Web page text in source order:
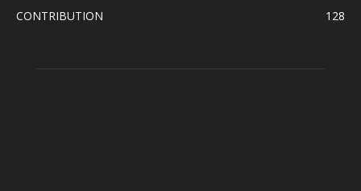
CONTRIBUTION
128